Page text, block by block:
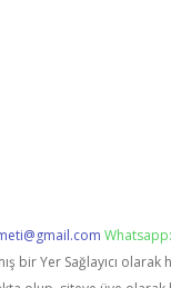
bir Yer Sağlayıcı